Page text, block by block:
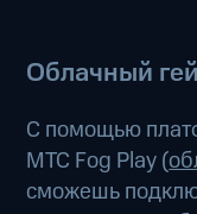
Облачный
С помощью
МТС Fog Play (
сможешь